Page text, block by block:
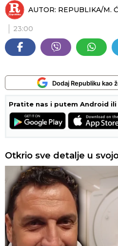
AUTOR: REPUBLIKA/M.
23:00
Dodaj Republiku kao
Pratite nas i putem Android ili
Otkrio sve detalje u